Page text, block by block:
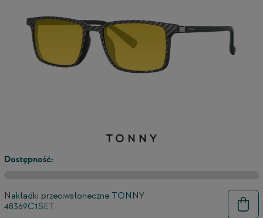
Dostępność:
Nakładki przeciwsłoneczne TONNY
48369C1SET